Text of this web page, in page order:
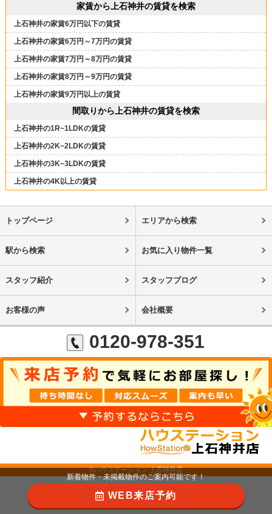
家賃から上石神井の賃貸を検索
上石神井の家賃6万円以下の賃貸
上石神井の家賃6万円～7万円の賃貸
上石神井の家賃7万円～8万円の賃貸
上石神井の家賃8万円～9万円の賃貸
上石神井の家賃9万円以上の賃貸
間取りから上石神井の賃貸を検索
上石神井の1R~1LDKの賃貸
上石神井の2K~2LDKの賃貸
上石神井の3K~3LDKの賃貸
上石神井の4K以上の賃貸
トップページ エリアから検索
駅から検索 お気に入り物件一覧
スタッフ紹介 スタッフブログ
お客様の声 会社概要
0120-978-351
©ハウステーション 上石神井店
新着物件・未掲載物件のご案内可能です！
WEB来店予約